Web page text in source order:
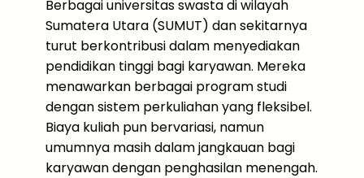
Berbagai universitas swasta di wilayah
Sumatera Utara (SUMUT) dan sekitarnya
turut berkontribusi dalam menyediakan
pendidikan tinggi bagi karyawan. Mereka
menawarkan berbagai program studi
dengan sistem perkuliahan yang fleksibel.
Biaya kuliah pun bervariasi, namun
umumnya masih dalam jangkauan bagi
karyawan dengan penghasilan menengah.